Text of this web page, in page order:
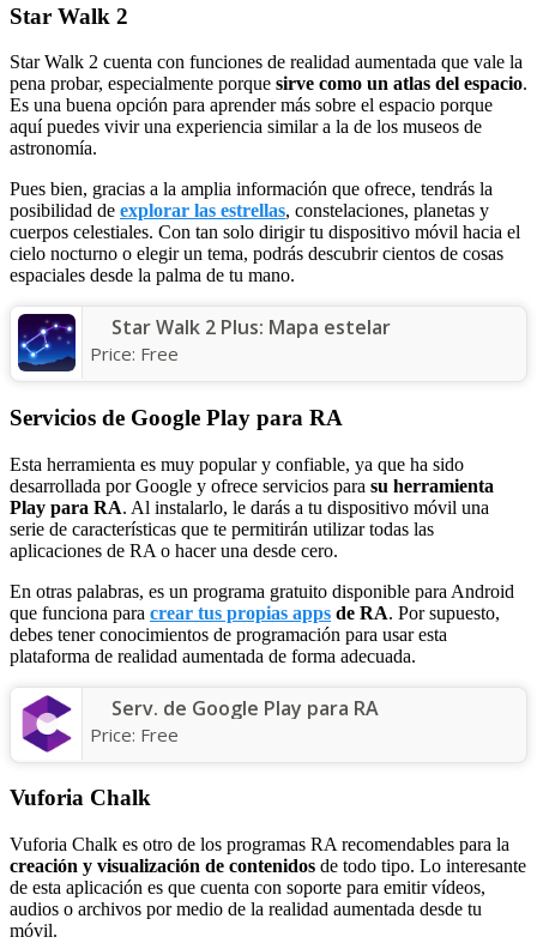
Star Walk 2
Star Walk 2 cuenta con funciones de realidad aumentada que vale la
pena probar, especialmente porque sirve como un atlas del espacio.
Es una buena opción para aprender más sobre el espacio porque
aquí puedes vivir una experiencia similar a la de los museos de
astronomía.
Pues bien, gracias a la amplia información que ofrece, tendrás la
posibilidad de explorar las estrellas, constelaciones, planetas y
cuerpos celestiales. Con tan solo dirigir tu dispositivo móvil hacia el
cielo nocturno o elegir un tema, podrás descubrir cientos de cosas
espaciales desde la palma de tu mano.
Star Walk 2 Plus: Mapa estelar
Price: Free
Servicios de Google Play para RA
Esta herramienta es muy popular y confiable, ya que ha sido
desarrollada por Google y ofrece servicios para su herramienta
Play para RA. Al instalarlo, le darás a tu dispositivo móvil una
serie de características que te permitirán utilizar todas las
aplicaciones de RA o hacer una desde cero.
En otras palabras, es un programa gratuito disponible para Android
que funciona para crear tus propias apps de RA. Por supuesto,
debes tener conocimientos de programación para usar esta
plataforma de realidad aumentada de forma adecuada.
Serv. de Google Play para RA
Price: Free
Vuforia Chalk
Vuforia Chalk es otro de los programas RA recomendables para la
creación y visualización de contenidos de todo tipo. Lo interesante
de esta aplicación es que cuenta con soporte para emitir vídeos,
audios o archivos por medio de la realidad aumentada desde tu
móvil.